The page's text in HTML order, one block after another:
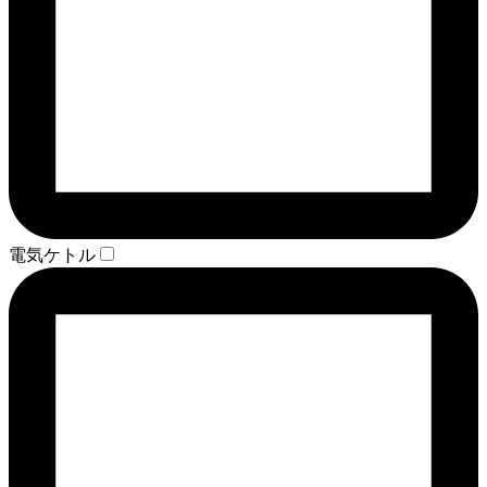
電気ケトル